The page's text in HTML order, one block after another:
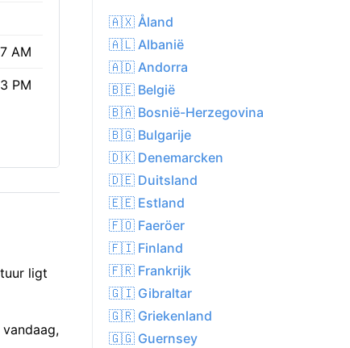
AM
PM
ligt
🇦🇽 Åland
🇦🇱 Albanië
🇦🇩 Andorra
🇧🇪 België
🇧🇦 Bosnië-Herzegovina
🇧🇬 Bulgarije
🇩🇰 Denemarcken
🇩🇪 Duitsland
🇪🇪 Estland
🇫🇴 Faeröer
🇫🇮 Finland
🇫🇷 Frankrijk
🇬🇮 Gibraltar
🇬🇷 Griekenland
🇬🇬 Guernsey